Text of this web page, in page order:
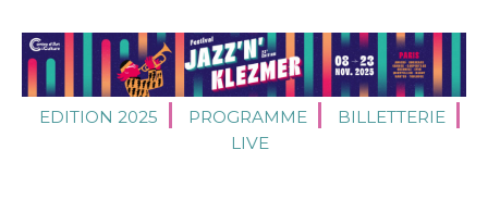
EDITION 2025 PROGRAMME
BILLETTERIE
LIVE